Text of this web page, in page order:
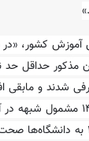
نفر از داوطلبان
شدند و مابقی
دانشجویی در آزمون
متقلب آزمون سراسری سال